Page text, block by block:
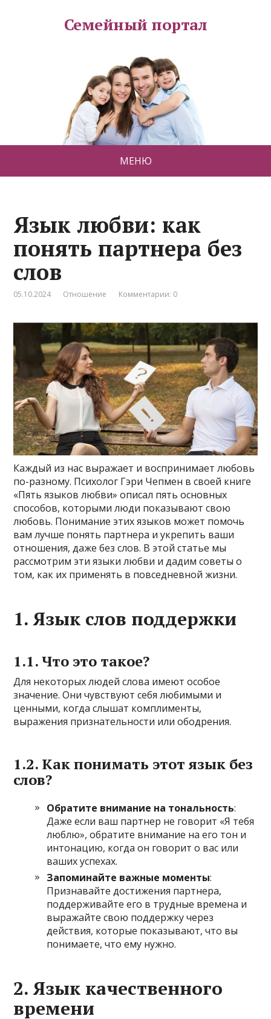
Семейный портал
МЕНЮ
Язык любви: как
понять партнера без
слов
05.10.2024 Отношение Комментарии: 0
Каждый из нас выражает и воспринимает любовь
по-разному. Психолог Гэри Чепмен в своей книге
«Пять языков любви» описал пять основных
способов, которыми люди показывают свою
любовь. Понимание этих языков может помочь
вам лучше понять партнера и укрепить ваши
отношения, даже без слов. В этой статье мы
рассмотрим эти языки любви и дадим советы о
том, как их применять в повседневной жизни.
1. Язык слов поддержки
1.1. Что это такое?
Для некоторых людей слова имеют особое
значение. Они чувствуют себя любимыми и
ценными, когда слышат комплименты,
выражения признательности или ободрения.
1.2. Как понимать этот язык без
слов?
Обратите внимание на тональность:
Даже если ваш партнер не говорит «Я тебя
люблю», обратите внимание на его тон и
интонацию, когда он говорит о вас или
ваших успехах.
Запоминайте важные моменты:
Признавайте достижения партнера,
поддерживайте его в трудные времена и
выражайте свою поддержку через
действия, которые показывают, что вы
понимаете, что ему нужно.
2. Язык качественного
времени